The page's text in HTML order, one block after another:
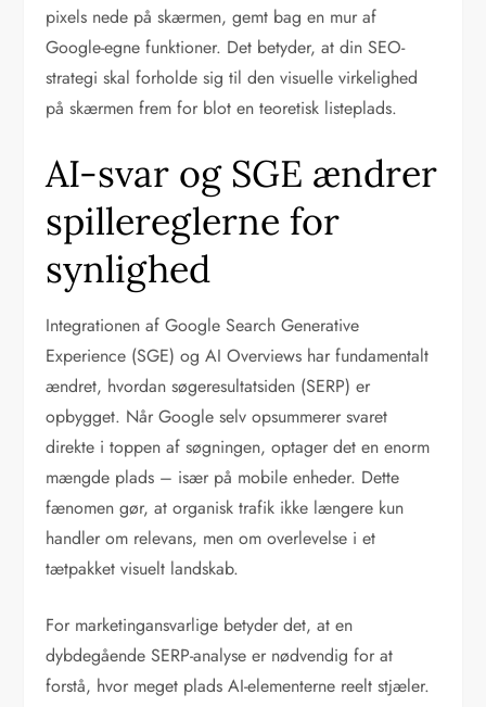
pixels nede på skærmen, gemt bag en mur af
Google-egne funktioner. Det betyder, at din SEO-
strategi skal forholde sig til den visuelle virkelighed
på skærmen frem for blot en teoretisk listeplads.
AI-svar og SGE ændrer
spillereglerne for
synlighed
Integrationen af Google Search Generative
Experience (SGE) og AI Overviews har fundamentalt
ændret, hvordan søgeresultatsiden (SERP) er
opbygget. Når Google selv opsummerer svaret
direkte i toppen af søgningen, optager det en enorm
mængde plads – især på mobile enheder. Dette
fænomen gør, at organisk trafik ikke længere kun
handler om relevans, men om overlevelse i et
tætpakket visuelt landskab.
For marketingansvarlige betyder det, at en
dybdegående SERP-analyse er nødvendig for at
forstå, hvor meget plads AI-elementerne reelt stjæler.